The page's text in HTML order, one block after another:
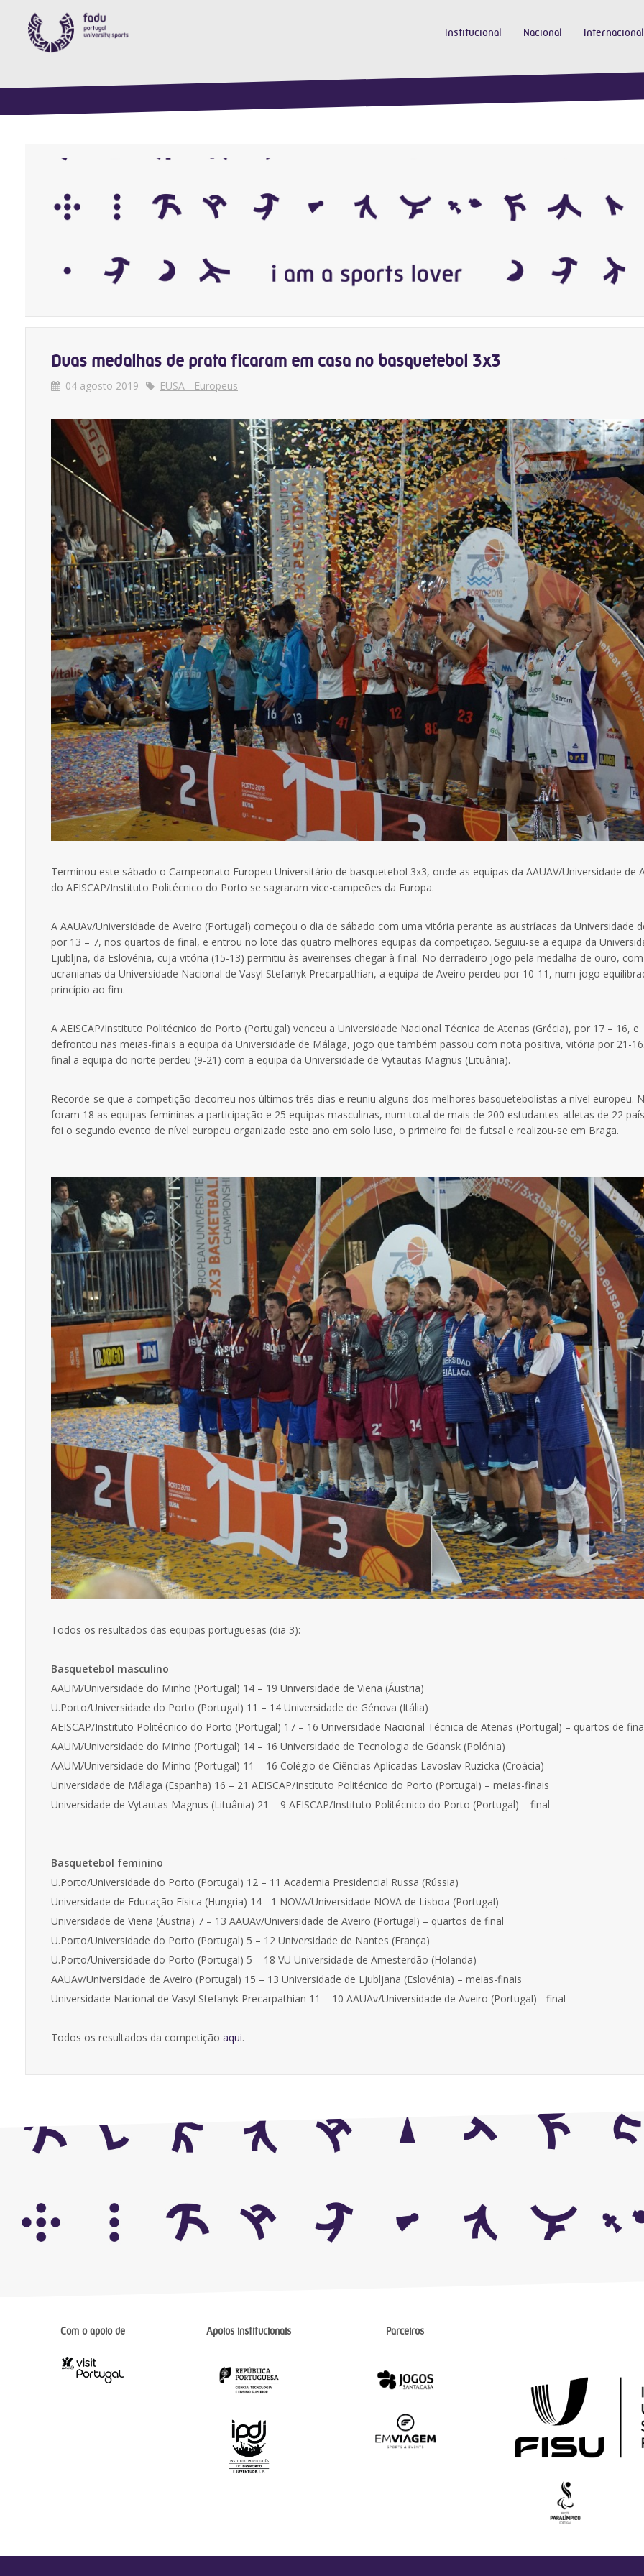
Institucional Nacional Internacional
Duas medalhas de prata ficaram em casa no basquetebol 3x3
04 agosto 2019 EUSA - Europeus
Terminou este sábado o Campeonato Europeu Universitário de basquetebol 3x3, onde as equipas da AAUAV/Universidade de
do AEISCAP/Instituto Politécnico do Porto se sagraram vice-campeões da Europa.
A AAUAv/Universidade de Aveiro (Portugal) começou o dia de sábado com uma vitória perante as austríacas da Universidade
por 13 – 7, nos quartos de final, e entrou no lote das quatro melhores equipas da competição. Seguiu-se a equipa da
Ljubljna, da Eslovénia, cuja vitória (15-13) permitiu às aveirenses chegar à final. No derradeiro jogo pela medalha de ouro,
ucranianas da Universidade Nacional de Vasyl Stefanyk Precarpathian, a equipa de Aveiro perdeu por 10-11, num jogo
princípio ao fim.
A AEISCAP/Instituto Politécnico do Porto (Portugal) venceu a Universidade Nacional Técnica de Atenas (Grécia), por 17 – 16, e
defrontou nas meias-finais a equipa da Universidade de Málaga, jogo que também passou com nota positiva, vitória por 21-
final a equipa do norte perdeu (9-21) com a equipa da Universidade de Vytautas Magnus (Lituânia).
Recorde-se que a competição decorreu nos últimos três dias e reuniu alguns dos melhores basquetebolistas a nível europeu.
foram 18 as equipas femininas a participação e 25 equipas masculinas, num total de mais de 200 estudantes-atletas de 22
foi o segundo evento de nível europeu organizado este ano em solo luso, o primeiro foi de futsal e realizou-se em Braga.
Todos os resultados das equipas portuguesas (dia 3):
Basquetebol masculino
AAUM/Universidade do Minho (Portugal) 14 – 19 Universidade de Viena (Áustria)
U.Porto/Universidade do Porto (Portugal) 11 – 14 Universidade de Génova (Itália)
AEISCAP/Instituto Politécnico do Porto (Portugal) 17 – 16 Universidade Nacional Técnica de Atenas (Portugal) – quartos de
AAUM/Universidade do Minho (Portugal) 14 – 16 Universidade de Tecnologia de Gdansk (Polónia)
AAUM/Universidade do Minho (Portugal) 11 – 16 Colégio de Ciências Aplicadas Lavoslav Ruzicka (Croácia)
Universidade de Málaga (Espanha) 16 – 21 AEISCAP/Instituto Politécnico do Porto (Portugal) – meias-finais
Universidade de Vytautas Magnus (Lituânia) 21 – 9 AEISCAP/Instituto Politécnico do Porto (Portugal) – final
Basquetebol feminino
U.Porto/Universidade do Porto (Portugal) 12 – 11 Academia Presidencial Russa (Rússia)
Universidade de Educação Física (Hungria) 14 - 1 NOVA/Universidade NOVA de Lisboa (Portugal)
Universidade de Viena (Áustria) 7 – 13 AAUAv/Universidade de Aveiro (Portugal) – quartos de final
U.Porto/Universidade do Porto (Portugal) 5 – 12 Universidade de Nantes (França)
U.Porto/Universidade do Porto (Portugal) 5 – 18 VU Universidade de Amesterdão (Holanda)
AAUAv/Universidade de Aveiro (Portugal) 15 – 13 Universidade de Ljubljana (Eslovénia) – meias-finais
Universidade Nacional de Vasyl Stefanyk Precarpathian 11 – 10 AAUAv/Universidade de Aveiro (Portugal) - final
Todos os resultados da competição aqui.
Com o apoio de Apoios institucionais Parceiros